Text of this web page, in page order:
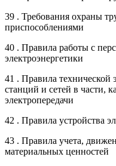
39 . Требования охраны
приспособлениями
40 . Правила работы с
электроэнергетики
41 . Правила технической
станций и сетей в части,
электропередачи
42 . Правила устройства
43 . Правила учета,
материальных ценностей